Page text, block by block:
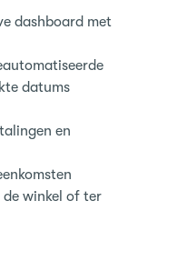
dashboard met
datums
en
de winkel of ter